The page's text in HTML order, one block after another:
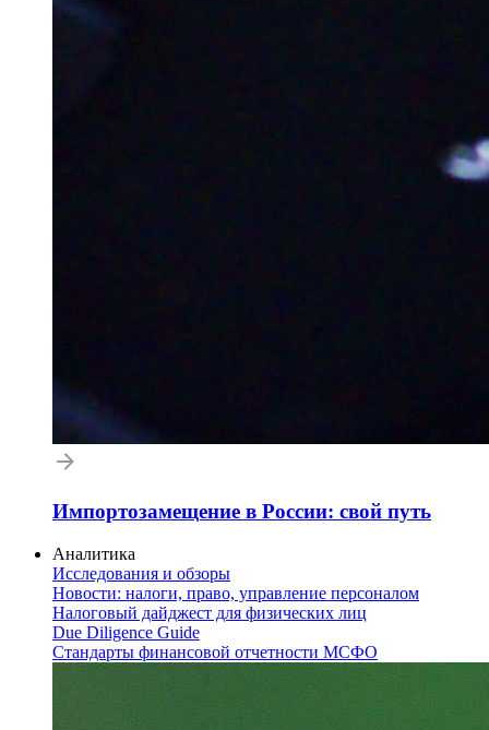
Импортозамещение в России: свой путь
Аналитика
Исследования и обзоры
Новости: налоги, право, управление персоналом
Налоговый дайджест для физических лиц
Due Diligence Guide
Стандарты финансовой отчетности МСФО